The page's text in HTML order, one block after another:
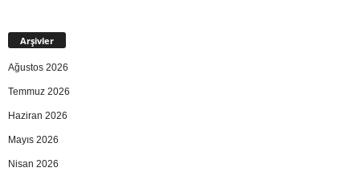
Arşivler
Ağustos 2026
Temmuz 2026
Haziran 2026
Mayıs 2026
Nisan 2026